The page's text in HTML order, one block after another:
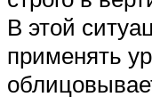
В этой
применять